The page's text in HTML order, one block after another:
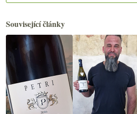
Související články